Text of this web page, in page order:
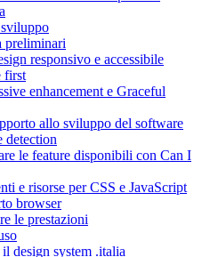
preliminari
responsivo e accessibile
first
enhancement e Graceful
allo sviluppo del software
detection
le feature disponibili con Can I
e risorse per CSS e JavaScript
browser
le prestazioni
design system .italia